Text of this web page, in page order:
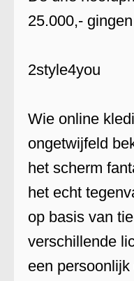
25.000,-
2style4you
Wie online
ongetwijfeld
het scherm
het echt
op basis van
verschillende
een